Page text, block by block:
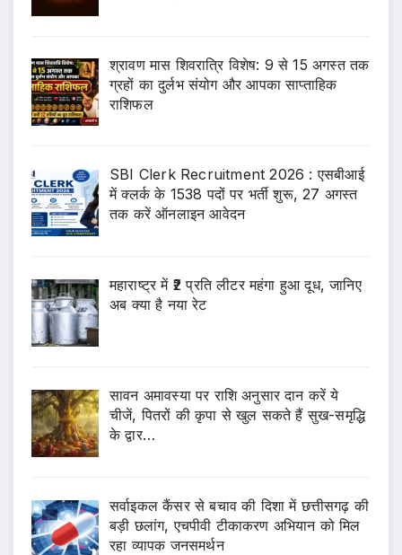
श्रावण मास शिवरात्रि विशेष: 9 से 15 अगस्त तक
ग्रहों का दुर्लभ संयोग और आपका साप्ताहिक
राशिफल
SBI Clerk Recruitment 2026 : एसबीआई
में क्लर्क के 1538 पदों पर भर्ती शुरू, 27 अगस्त
तक करें ऑनलाइन आवेदन
महाराष्ट्र में ₹2 प्रति लीटर महंगा हुआ दूध, जानिए
अब क्या है नया रेट
सावन अमावस्या पर राशि अनुसार दान करें ये
चीजें, पितरों की कृपा से खुल सकते हैं सुख-समृद्धि
के द्वार…
सर्वाइकल कैंसर से बचाव की दिशा में छत्तीसगढ़ की
बड़ी छलांग, एचपीवी टीकाकरण अभियान को मिल
रहा व्यापक जनसमर्थन